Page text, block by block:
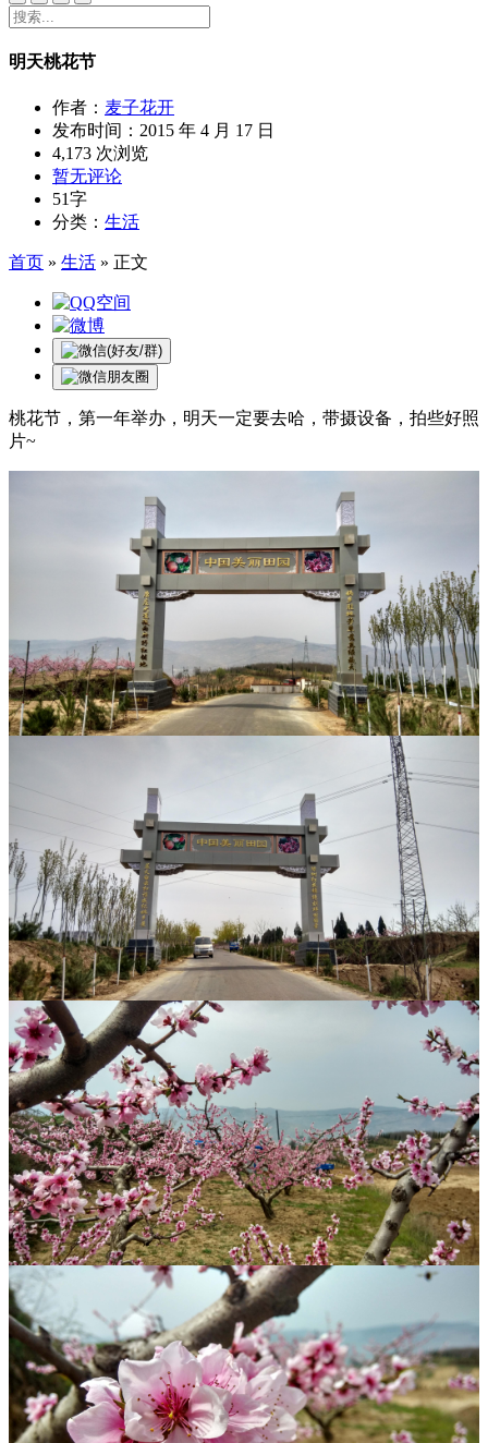
明天桃花节
作者： 麦子花开
发布时间： 2015 年 4 月 17 日
4,173 次浏览
暂无评论
51字
分类： 生活
首页 » 生活 » 正文
桃花节，第一年举办，明天一定要去哈，带摄设备，拍些好照
片~